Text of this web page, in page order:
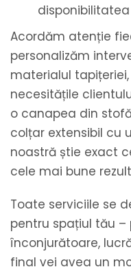
Acordăm atenție
personalizăm
materialul
necesitățile
o canapea din
colțar extensibil cu
noastră știe exact
cele mai bune
Toate serviciile se
pentru spațiul tău –
înconjurătoare,
final vei avea un